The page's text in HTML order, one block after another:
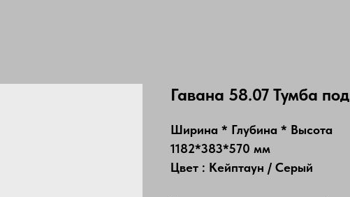
Гавана 58.07 Тумба
Ширина * Глубина * Высота
1182*383*570 мм
Цвет : Кейптаун / Серый